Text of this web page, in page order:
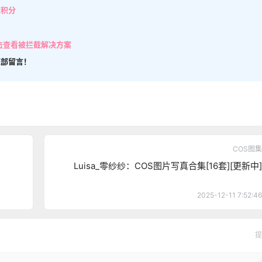
分
查看被拦截解决方案
留言！
COS图集
Luisa_零纱纱：COS图片写真合集[16套][更新中]
2025-12-11 7:52:46